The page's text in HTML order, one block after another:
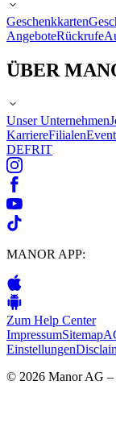
Geschenkkarten
AngeboteRückrufe
ÜBER
Unser Unternehmen
KarriereFilialen
DEFRIT
MANOR APP:
Zum Help Center
ImpressumSitemap
Einstellungen
© 2026 Manor AG –